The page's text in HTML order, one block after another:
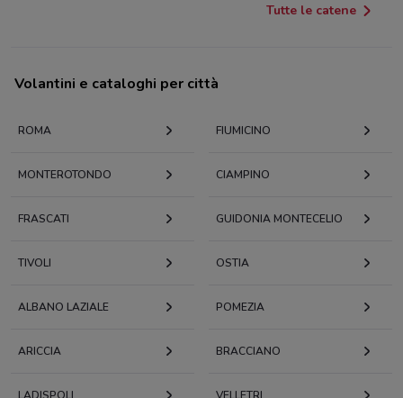
Tutte le catene
Volantini e cataloghi per città
ROMA FIUMICINO
MONTEROTONDO CIAMPINO
FRASCATI GUIDONIA MONTECELIO
TIVOLI OSTIA
ALBANO LAZIALE POMEZIA
ARICCIA BRACCIANO